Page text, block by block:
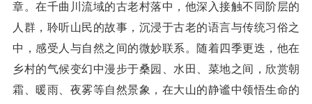
章。在千曲川流域的古老村落中，他深入接触不同阶层的
人群，聆听山民的故事，沉浸于古老的语言与传统习俗之
中，感受人与自然之间的微妙联系。随着四季更迭，他在
乡村的气候变幻中漫步于桑园、水田、菜地之间，欣赏朝
霜、暖雨、夜雾等自然景象，在大山的静谧中领悟生命的